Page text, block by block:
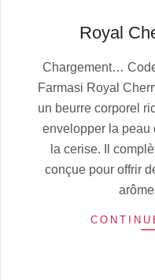
Royal
10-
13
Chargement…
Farmasi Royal
un beurre corporel
envelopper la peau
la cerise. Il
conçue pour offrir